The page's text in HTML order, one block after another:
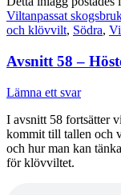
Viltanpassat
och klövvilt, Södra,
Avsnitt 58 –
Lämna ett svar
I avsnitt 58 fortsätter
kommit till tallen och
och hur man kan
för klövviltet.